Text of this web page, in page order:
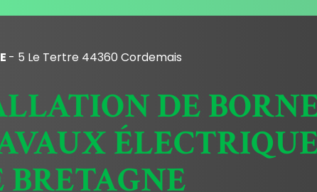
- 5 Le Tertre 44360 Cordemais
DE